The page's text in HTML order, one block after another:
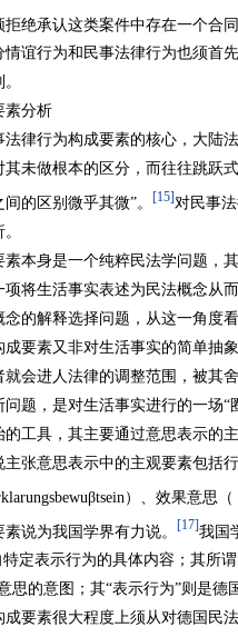
绝承认这类案件中存在一个合
谊行为和民事法律行为也须首
分析
行为构成要素的核心，大陆
未做根本的区分，而往往跳跃
的区别微乎其微”。 [15] 对民事
身是一个纯粹民法学问题，其
将生活事实表述为民法概念从
的解释选择问题，从这一角度
要素又非对生活事实的简单抽
会进人法律的调整范围，被其
题，是对生活事实进行的一场“
具，其主要通过意思表示的
张意思表示中的主观要素包括
）、效果意思
说为我国学界有力说。 [17] 我国
定表示行为的具体内容；其所
思的意图；其“表示行为”则是德
要素很大程度上须从对德国民